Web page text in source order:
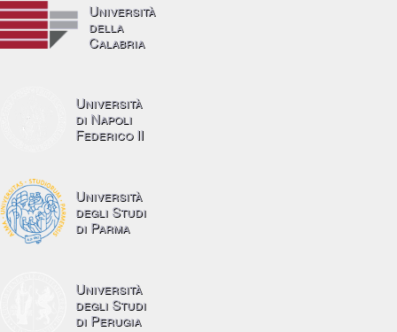
Università
della
Calabria
Università
di Napoli
Federico II
Università
degli Studi
di Parma
Università
degli Studi
di Perugia